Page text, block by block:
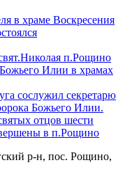
в храме Воскресения
п.Рощино
Илии в храмах
сослужил секретарю
Божьего Илии.
отцов шести
в п.Рощино
р-н, пос. Рощино,